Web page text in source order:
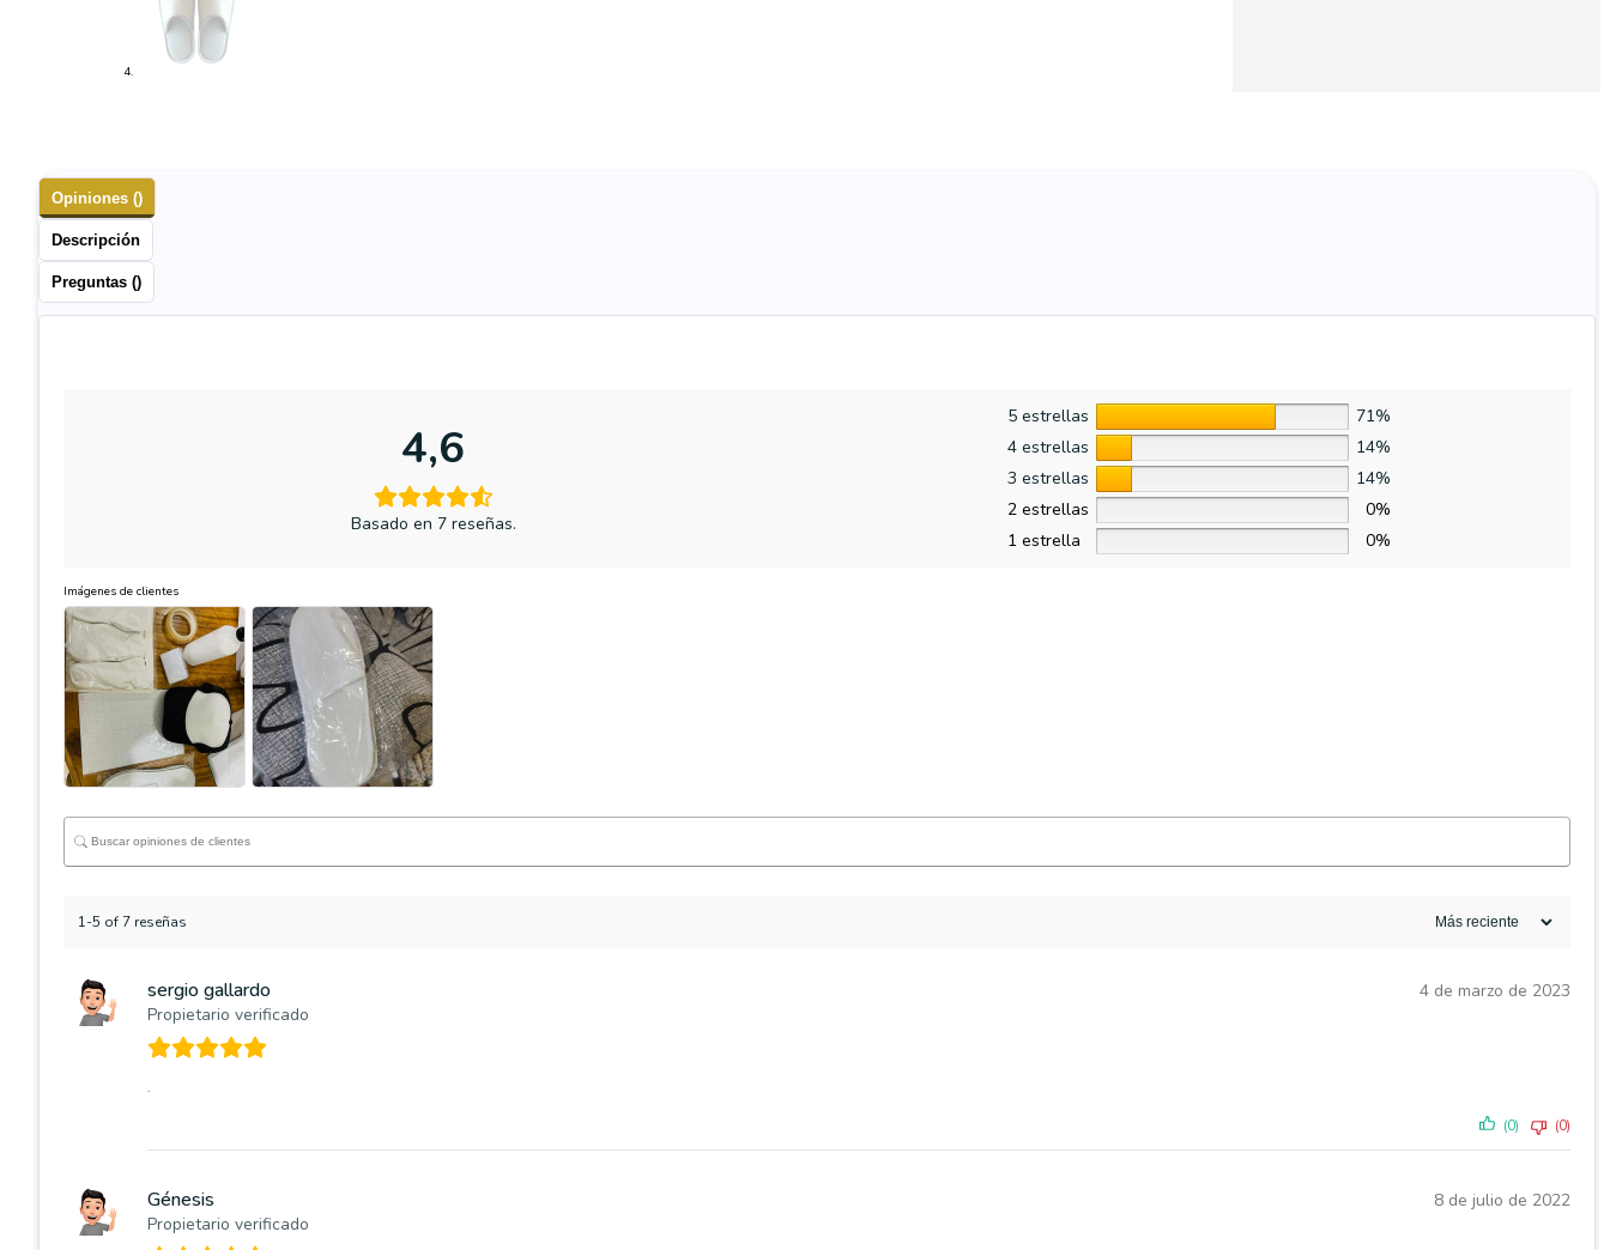
Opiniones ()
Descripción
Preguntas ()
4,6
Basado en 7 reseñas.
5 estrellas
71%
4 estrellas
14%
3 estrellas
14%
2 estrellas
0%
1 estrella
0%
Imágenes de clientes
1-5 of 7 reseñas
sergio gallardo
Propietario verificado
4 de marzo de 2023
.
(0) (0)
Génesis
Propietario verificado
8 de julio de 2022